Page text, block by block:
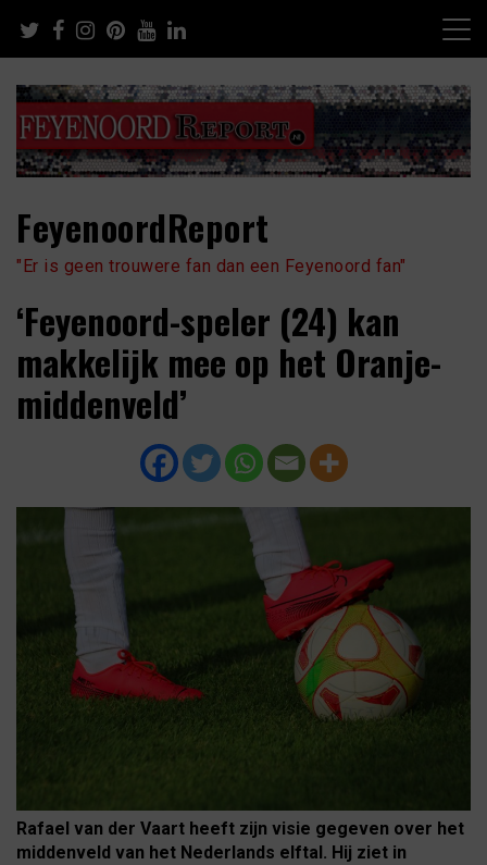
content
FeyenoordReport
"Er is geen trouwere fan dan een Feyenoord fan"
‘Feyenoord-speler (24) kan
makkelijk mee op het Oranje-
middenveld’
Rafael van der Vaart heeft zijn visie gegeven over het
middenveld van het Nederlands elftal. Hij ziet in